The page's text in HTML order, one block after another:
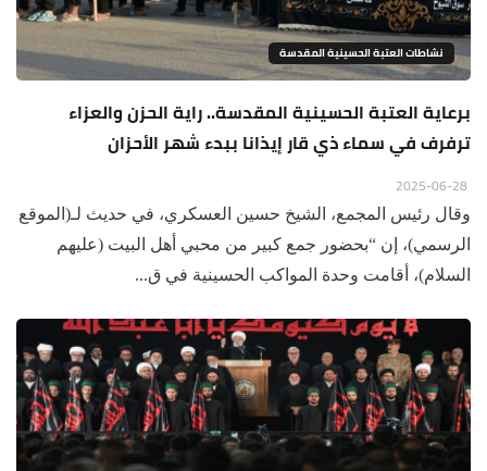
نشاطات العتبة الحسينية المقدسة
برعاية العتبة الحسينية المقدسة.. راية الحزن والعزاء
ترفرف في سماء ذي قار إيذانا ببدء شهر الأحزان
وقال رئيس المجمع، الشيخ حسين العسكري، في حديث لـ(الموقع
الرسمي)، إن “بحضور جمع كبير من محبي أهل البيت (عليهم
السلام)، أقامت وحدة المواكب الحسينية في ق...